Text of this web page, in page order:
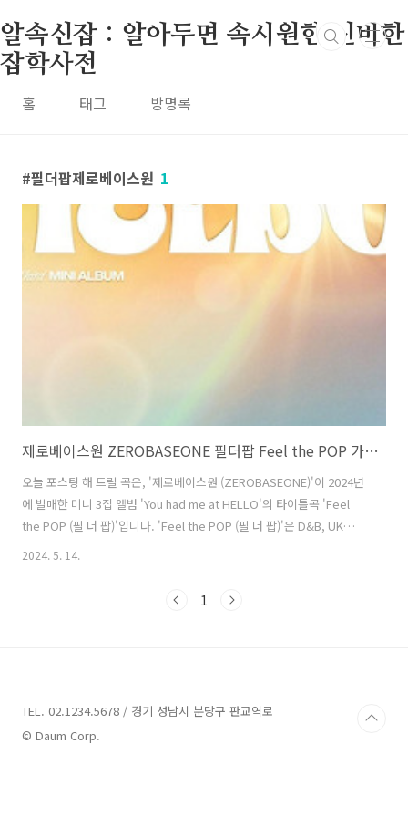
알속신잡 : 알아두면 속시원한 신비한
잡학사전
홈 태그 방명록
필더팝제로베이스원 1
제로베이스원 ZEROBASEONE 필더팝 Feel the POP 가사 노래 뮤비 곡정보
오늘 포스팅 해 드릴 곡은, '제로베이스원 (ZEROBASEONE)'이 2024년
에 발매한 미니 3집 앨범 'You had me at HELLO'의 타이틀곡 'Feel
the POP (필 더 팝)'입니다. 'Feel the POP (필 더 팝)'은 D&B, UK
garage, Jersey club 등 다양한 리듬이 섞인 POP 장르의 곡으로, '김
Schneider', 'Sean Douglas'가 작사하고 'David Wilson', 'Max
2024. 5. 14.
1
TEL. 02.1234.5678 / 경기 성남시 분당구 판교역로
© Daum Corp.